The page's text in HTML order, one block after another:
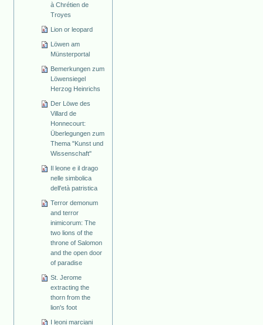
à Chrétien de
Troyes
Lion or leopard
Löwen am
Münsterportal
Bemerkungen zum
Löwensiegel
Herzog Heinrichs
Der Löwe des
Villard de
Honnecourt:
Überlegungen zum
Thema "Kunst und
Wissenschaft"
Il leone e il drago
nelle simbolica
dell'età patristica
Terror demonum
and terror
inimicorum: The
two lions of the
throne of Salomon
and the open door
of paradise
St. Jerome
extracting the
thorn from the
lion's foot
I leoni marciani